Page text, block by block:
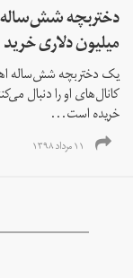
دختربچه
میلیون دلاری خرید
کانال‌های او را دنبال
خریده است...
۱۱ مرداد ۱۳۹۸